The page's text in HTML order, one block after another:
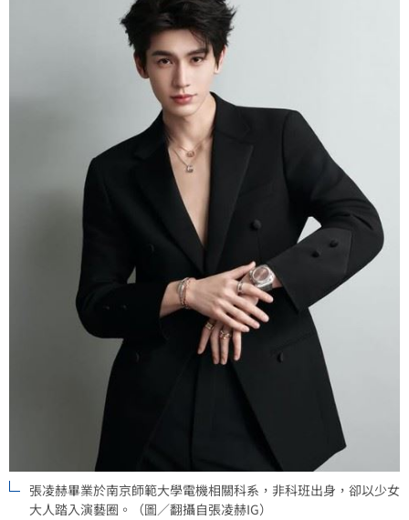
張凌赫畢業於南京師範大學電機相關科系，非科班出身，卻以少女
大人踏入演藝圈。（圖／翻攝自張凌赫IG）